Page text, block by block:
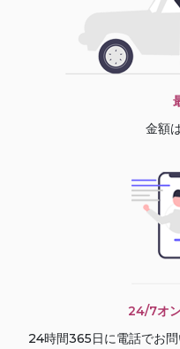
金額
24/7オ
24時間365日に電話でお